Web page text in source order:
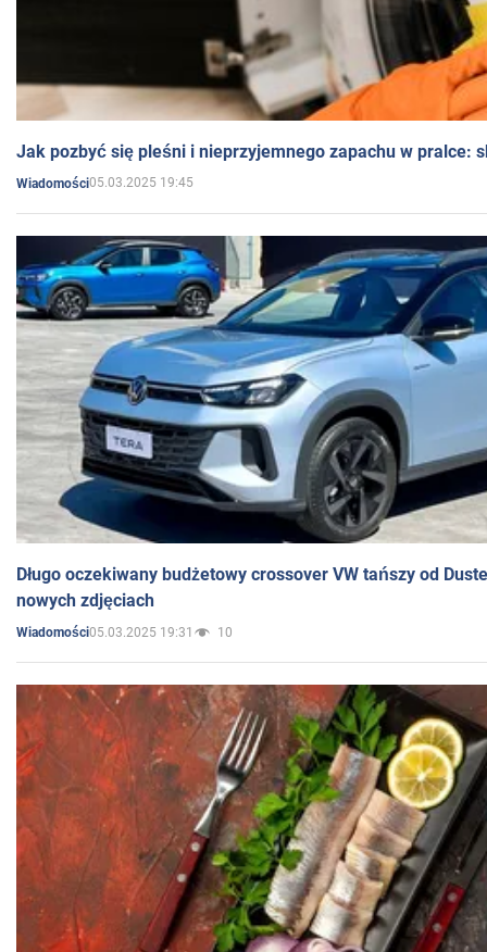
Jak pozbyć się pleśni i nieprzyjemnego zapachu w pralce:
Wiadomości05.03.2025 19:45
Długo oczekiwany budżetowy crossover VW tańszy od
nowych zdjęciach
Wiadomości05.03.2025 19:31 10